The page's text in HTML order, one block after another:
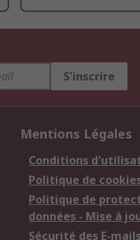
S'inscrire
Mentions Légales
Conditions
Politique de
Politique de
données - Mise à
Sécurité des E-